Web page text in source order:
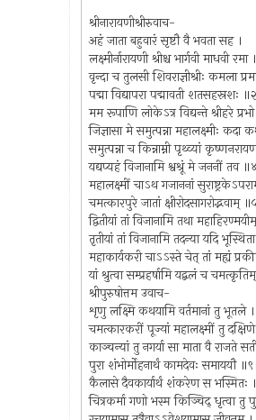
श्रीनारायणीश्रीरुवाच-
अहं जाता बहुवारं सृष्टौ वै भवता सह ।
लक्ष्मीर्नारायणी श्रीश्च भार्गवी माधवी
वृन्दा च तुलसी शिवराज्ञीश्रीः कमला
पद्मा विद्यापरा पद्मावती शतसहस्रशः
मम रूपाणि लोकेऽत्र विद्यन्ते श्रीहरे
जिज्ञासा मे समुत्पन्ना महालक्ष्मीः
समुत्पन्ना च किन्नाम्नी पृथ्व्यां
यद्यप्यहं विजानामि श्वश्रूं मे जननीं तव
महालक्ष्मीं चाऽथ गजाननां
चमत्कारपुरे जातां क्षीरोदसागरोद्भवाम्
द्वितीयां तां विजानामि तथा
तृतीयां तां विजानामि तदन्या यदि
महाकार्यकरी चाऽऽस्ते चेत् तां मह्यं
यां श्रुत्वा सम्प्रहर्षामि यद्बलं च
श्रीपुरुषोत्तम उवाच-
शृणु लक्ष्मि कथयामि वर्तमानां तु भूतले ।
चमत्कारकरीं पूज्यां महालक्ष्मीं तु
काञ्चन्यां तु नगर्या सा माता वै राजते
पुरा शंभोर्मोहनार्थं कामदेवः समाययौ
कैलासे दैवकार्यार्थं शंकरेण स भस्मितः ।
चित्रकर्मा गणो भस्म किञ्चिद् धृत्वा तु